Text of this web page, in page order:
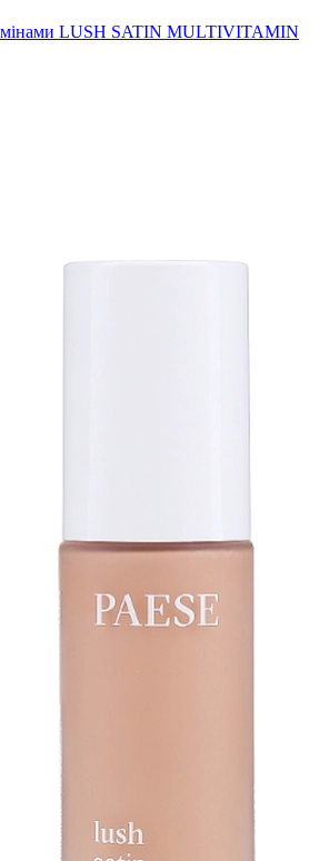
LUSH SATIN MULTIVITAMIN